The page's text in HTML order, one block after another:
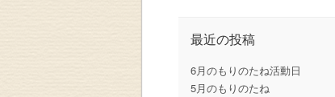
最近の投稿
6月のもりのたね活動日
5月のもりのたね